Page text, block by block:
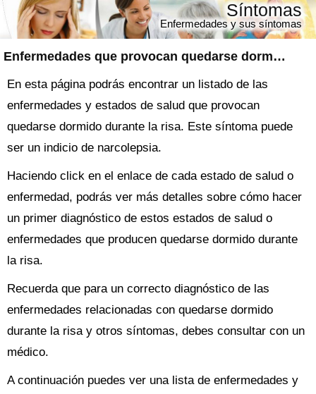
Enfermedades que provocan quedarse dormido durante la risa
Síntomas
Enfermedades y sus síntomas
En esta página podrás encontrar un listado de las
enfermedades y estados de salud que provocan
quedarse dormido durante la risa. Este síntoma puede
ser un indicio de narcolepsia.
Haciendo click en el enlace de cada estado de salud o
enfermedad, podrás ver más detalles sobre cómo hacer
un primer diagnóstico de estos estados de salud o
enfermedades que producen quedarse dormido durante
la risa.
Recuerda que para un correcto diagnóstico de las
enfermedades relacionadas con quedarse dormido
durante la risa y otros síntomas, debes consultar con un
médico.
A continuación puedes ver una lista de enfermedades y